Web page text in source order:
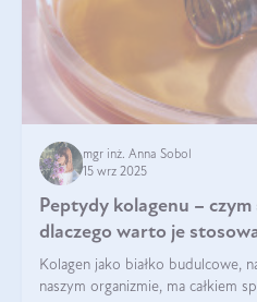
mgr inż. Anna Sobol
15 wrz 2025
Peptydy kolagenu – czym
dlaczego warto je
Kolagen jako białko budulcowe,
naszym organizmie, ma całkiem